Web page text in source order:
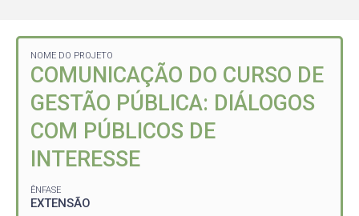
NOME DO PROJETO
COMUNICAÇÃO DO CURSO DE
GESTÃO PÚBLICA: DIÁLOGOS
COM PÚBLICOS DE
INTERESSE
ÊNFASE
EXTENSÃO